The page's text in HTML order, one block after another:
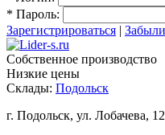
* Пароль:
Зарегистрироваться |
Собственное производство
Низкие цены
Склады: Подольск
г. Подольск, ул. Лобачева, 12